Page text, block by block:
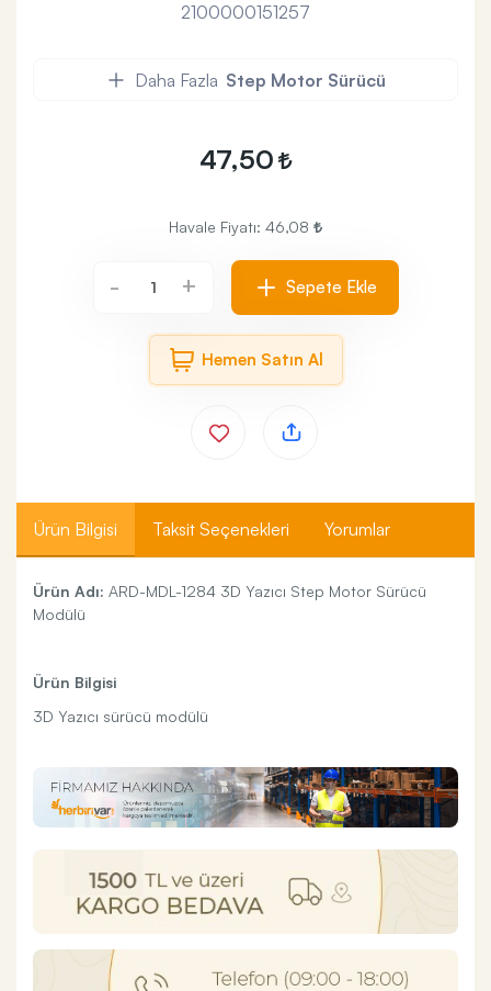
2100000151257
Daha Fazla Step Motor Sürücü
47,50
Havale Fiyatı: 46,08
- + Sepete Ekle
Hemen Satın Al
Ürün Bilgisi Taksit Seçenekleri Yorumlar
Ürün Adı: ARD-MDL-1284 3D Yazıcı Step Motor Sürücü
Modülü
Ürün Bilgisi
3D Yazıcı sürücü modülü